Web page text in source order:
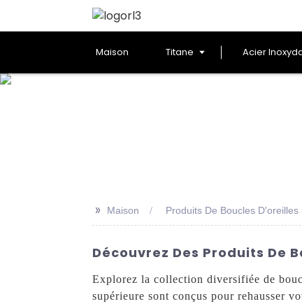
Maison Titane Acier
>> Maison Produits De Boucles
Découvrez Des Produits De
Explorez la collection diversifiée de
supérieure sont conçus pour rehausser